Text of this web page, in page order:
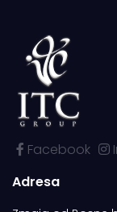
Facebook
Adresa